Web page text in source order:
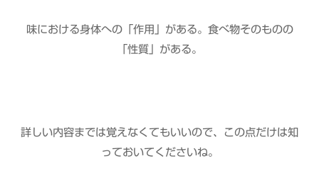
味における身体への「作用」がある。食べ物そのものの
「性質」がある。
詳しい内容までは覚えなくてもいいので、この点だけは知
っておいてくださいね。